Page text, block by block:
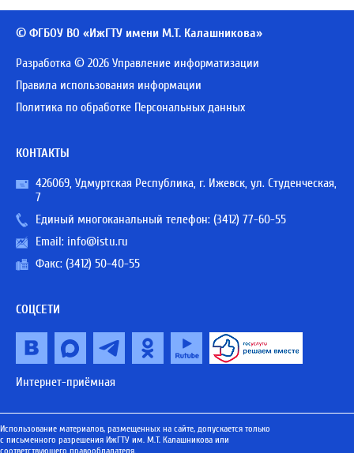
© ФГБОУ ВО «ИжГТУ имени М.Т. Калашникова»
Разработка © 2026 Управление информатизации
Правила использования информации
Политика по обработке Персональных данных
КОНТАКТЫ
426069, Удмуртская Республика, г. Ижевск, ул. Студенческая,
7
Единый многоканальный телефон: (3412) 77-60-55
Email: info@istu.ru
Факс: (3412) 50-40-55
СОЦСЕТИ
Интернет-приёмная
Использование материалов, размещенных на сайте, допускается только
с письменного разрешения ИжГТУ им. М.Т. Калашникова или
соответствующего правообладателя.